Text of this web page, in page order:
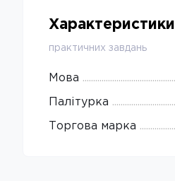
Характеристики
практичних завдань
Мова
Палітурка
Торгова марка